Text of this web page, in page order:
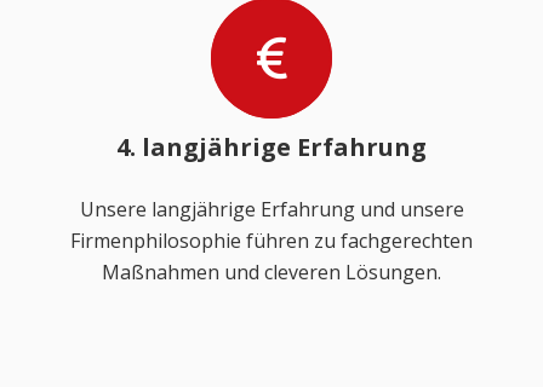
4. langjährige Erfahrung
Unsere langjährige Erfahrung und unsere
Firmenphilosophie führen zu fachgerechten
Maßnahmen und cleveren Lösungen.